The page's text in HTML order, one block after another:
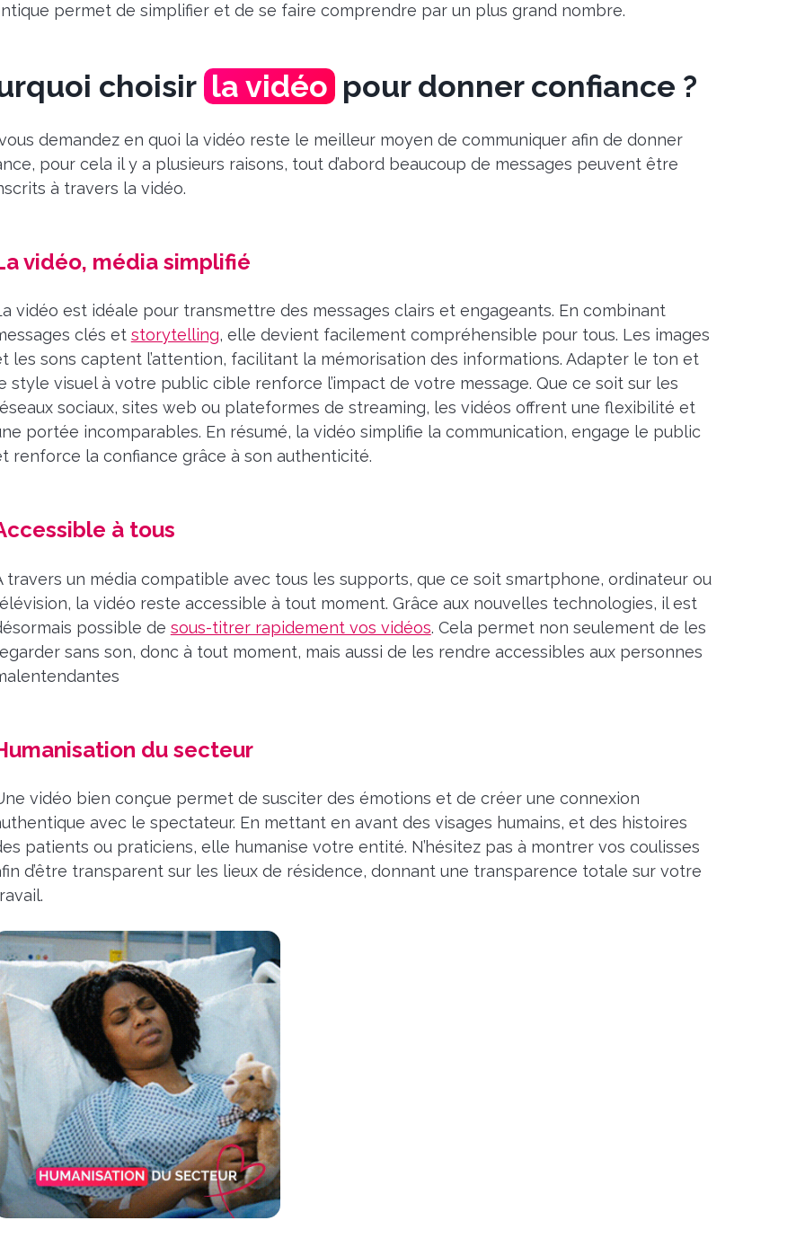
permet de simplifier et de se faire comprendre par un plus grand nombre.
choisir la vidéopour donner confiance ?
demandez en quoi la vidéo reste le meilleur moyen de communiquer afin de donner
pour cela il y a plusieurs raisons, tout d’abord beaucoup de messages peuvent être
à travers la vidéo.
vidéo, média simplifié
vidéo est idéale pour transmettre des messages clairs et engageants. En combinant
clés et storytelling, elle devient facilement compréhensible pour tous. Les images
les sons captent l’attention, facilitant la mémorisation des informations. Adapter le ton et
style visuel à votre public cible renforce l’impact de votre message. Que ce soit sur les
sociaux, sites web ou plateformes de streaming, les vidéos offrent une flexibilité et
portée incomparables. En résumé, la vidéo simplifie la communication, engage le public
renforce la confiance grâce à son authenticité.
à tous
travers un média compatible avec tous les supports, que ce soit smartphone, ordinateur ou
la vidéo reste accessible à tout moment. Grâce aux nouvelles technologies, il est
possible de sous-titrer rapidement vos vidéos. Cela permet non seulement de les
sans son, donc à tout moment, mais aussi de les rendre accessibles aux personnes
du secteur
vidéo bien conçue permet de susciter des émotions et de créer une connexion
avec le spectateur. En mettant en avant des visages humains, et des histoires
patients ou praticiens, elle humanise votre entité. N’hésitez pas à montrer vos coulisses
d’être transparent sur les lieux de résidence, donnant une transparence totale sur votre